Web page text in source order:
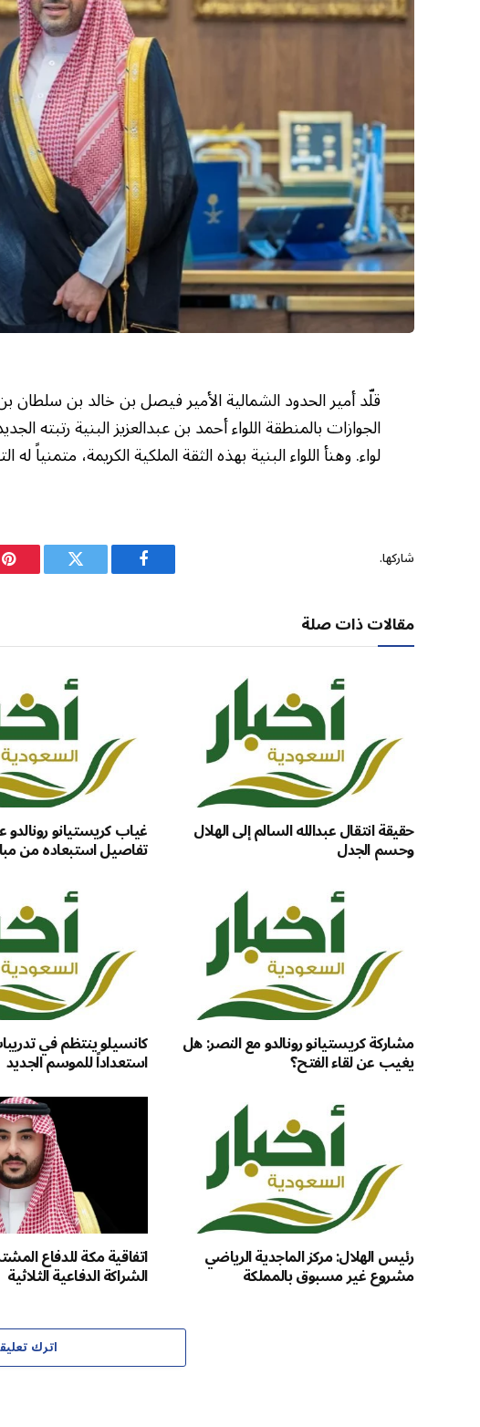
قلّد أمير الحدود الشمالية الأمير فيصل بن خالد بن سلطان
الجوازات بالمنطقة اللواء أحمد بن عبدالعزيز البنية رتبته
لواء. وهنأ اللواء البنية بهذه الثقة الملكية الكريمة،
شاركها.
فيسبوك تويتر
مقالات ذات صلة
حقيقة انتقال عبدالله السالم إلى الهلال
وحسم الجدل
غياب كريستيانو
تفاصيل استبعاده من
مشاركة كريستيانو رونالدو مع النصر: هل
يغيب عن لقاء الفتح؟
كانسيلو ينتظم في
استعداداً للموسم الجديد
رئيس الهلال: مركز الماجدية الرياضي
مشروع غير مسبوق بالمملكة
اتفاقية مكة للدفاع
الشراكة الدفاعية الثلاثية
اترك